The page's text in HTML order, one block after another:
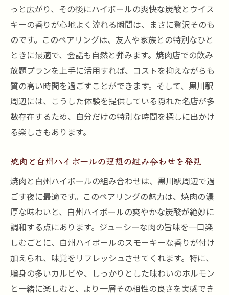
っと広がり、その後にハイボールの爽快な炭酸とウイス
キーの香りが心地よく流れる瞬間は、まさに贅沢そのも
のです。このペアリングは、友人や家族との特別なひと
ときに最適で、会話も自然と弾みます。焼肉店での飲み
放題プランを上手に活用すれば、コストを抑えながらも
質の高い時間を過ごすことができます。そして、黒川駅
周辺には、こうした体験を提供している隠れた名店が多
数存在するため、自分だけの特別な時間を探しに出かけ
る楽しさもあります。
焼肉と白州ハイボールの理想の組み合わせを発見
焼肉と白州ハイボールの組み合わせは、黒川駅周辺で過
ごす夜に最適です。このペアリングの魅力は、焼肉の濃
厚な味わいと、白州ハイボールの爽やかな炭酸が絶妙に
調和する点にあります。ジューシーな肉の旨味を一口楽
しむごとに、白州ハイボールのスモーキーな香りが付け
加えられ、味覚をリフレッシュさせてくれます。特に、
脂身の多いカルビや、しっかりとした味わいのホルモン
と一緒に楽しむと、より一層その相性の良さを実感でき